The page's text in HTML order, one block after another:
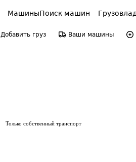
МашиныПоиск машин
Добавить груз Ваши машины
Только собственный транспорт